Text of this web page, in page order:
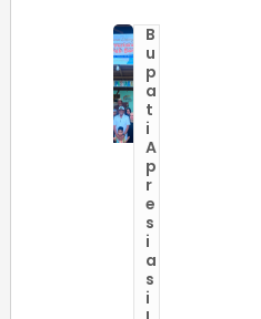
B
u
p
a
t
i
A
p
r
e
s
i
a
s
i